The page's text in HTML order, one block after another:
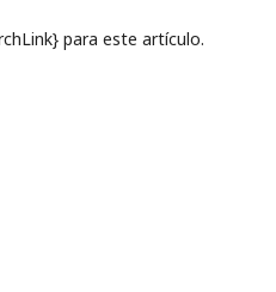
para este artículo.